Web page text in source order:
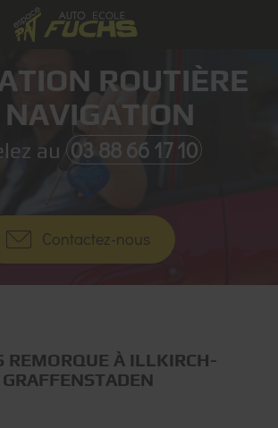
ROUTIÈRE
NAVIGATION
au 03 88 66 17 10
Contactez-nous
REMORQUE À ILLKIRCH-
GRAFFENSTADEN